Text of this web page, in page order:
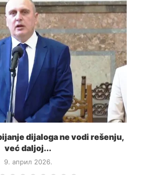
dijaloga ne vodi rešenju,
već daljoj...
9. април 2026.